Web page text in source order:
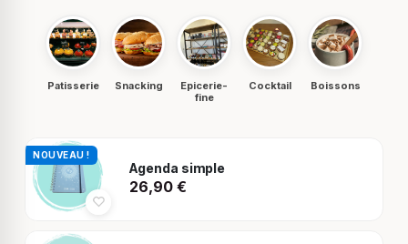
Patisserie Snacking
Epicerie-
fine
Cocktail Boissons
NOUVEAU !
Agenda simple
26,90 €